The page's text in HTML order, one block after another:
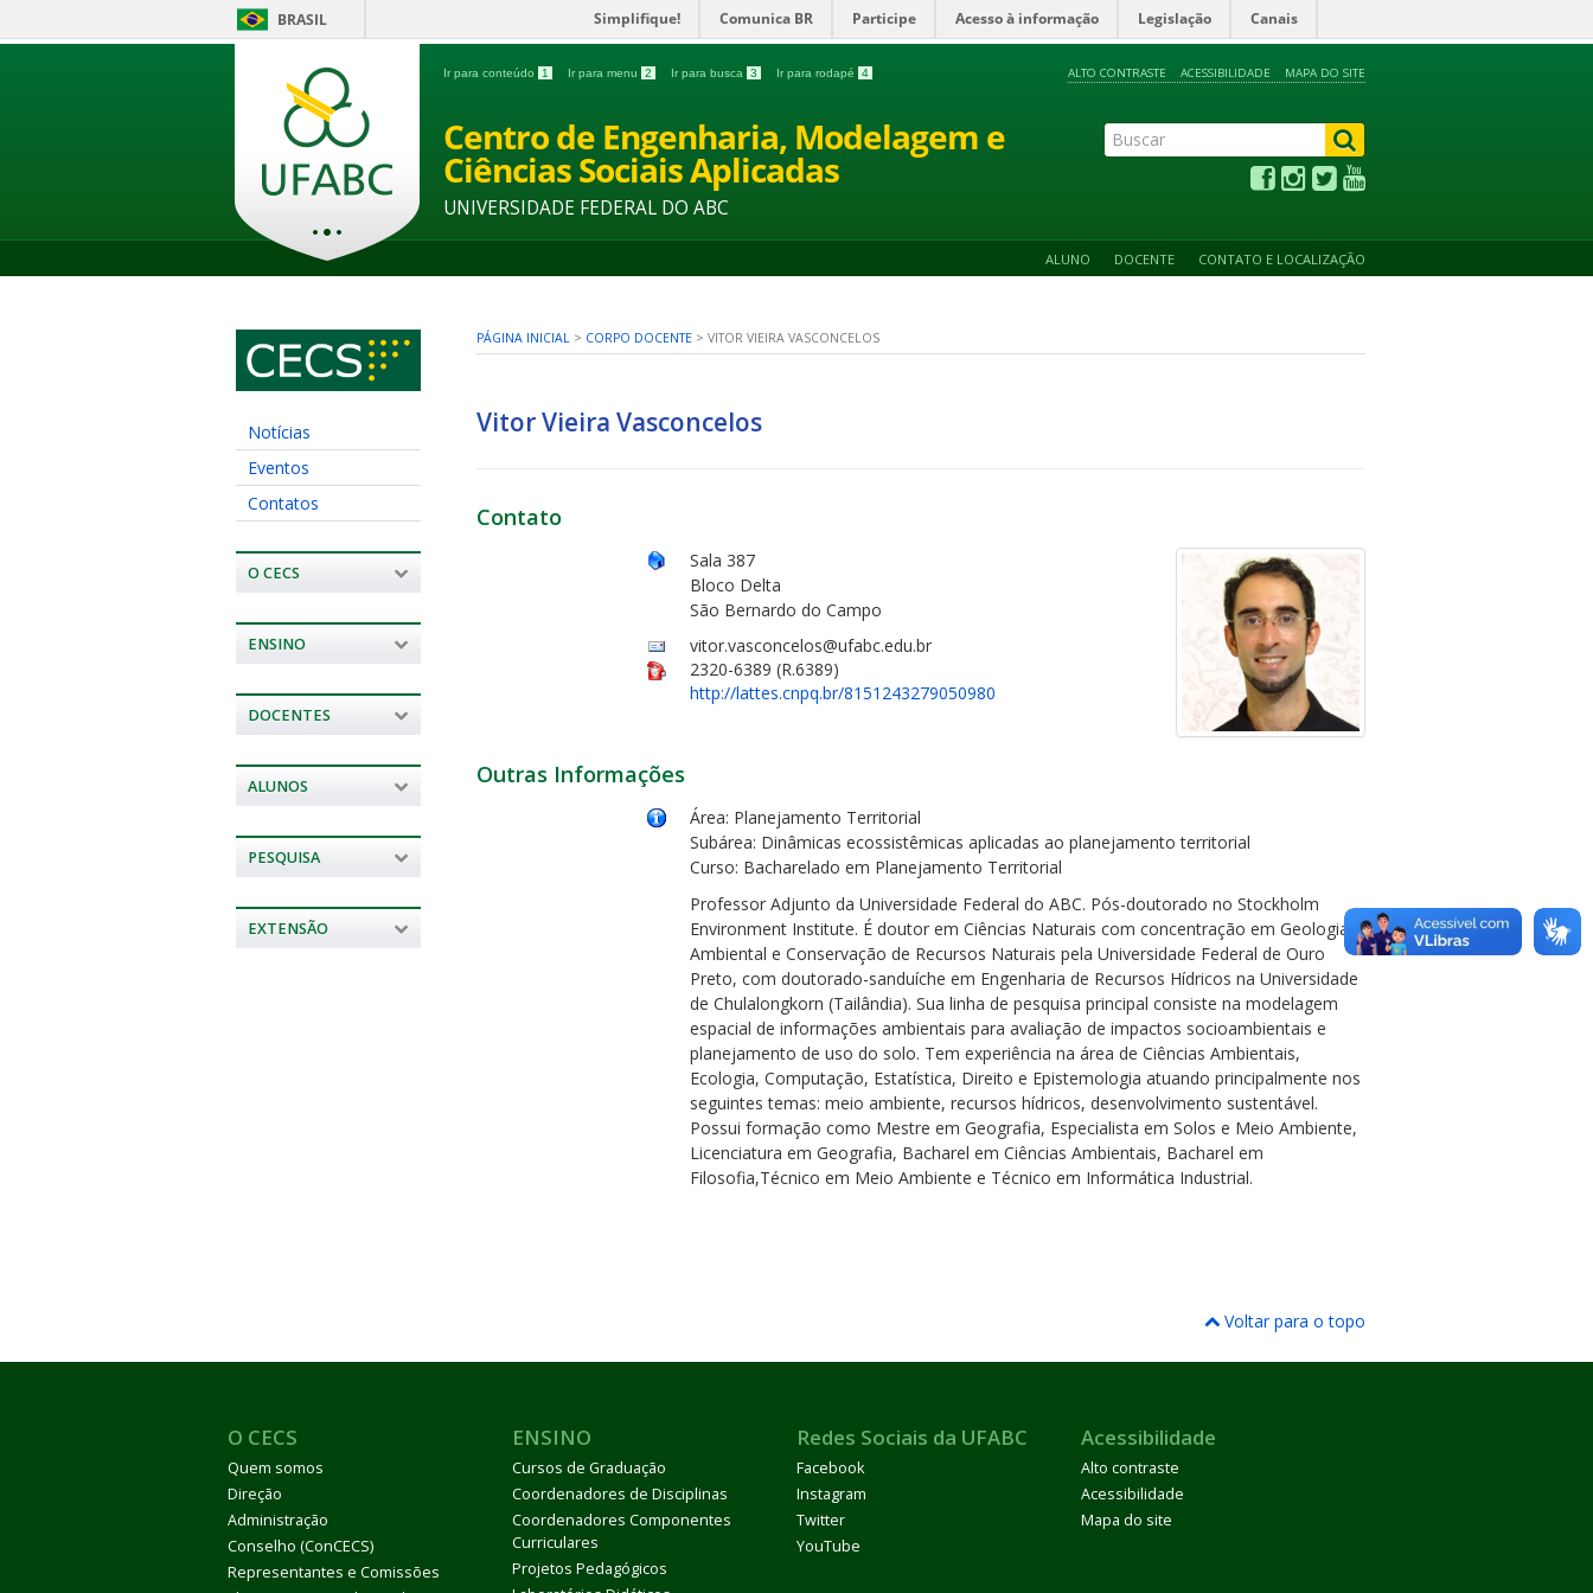
BRASIL Simplifique! Comunica BR Participe Acesso à informação Legislação Canais
Ir para conteúdo 1 Ir para menu 2 Ir para busca 3 Ir para rodapé 4 ALTO CONTRASTE ACESSIBILIDADE MAPA DO SITE
Centro de Engenharia, Modelagem e
Ciências Sociais Aplicadas
UNIVERSIDADE FEDERAL DO ABC
ALUNO DOCENTE CONTATO E LOCALIZAÇÃO
Notícias
Eventos
Contatos
O CECS
ENSINO
DOCENTES
ALUNOS
PESQUISA
EXTENSÃO
PÁGINA INICIAL > CORPO DOCENTE > VITOR VIEIRA VASCONCELOS
Vitor Vieira Vasconcelos
Contato
Sala 387
Bloco Delta
São Bernardo do Campo
vitor.vasconcelos@ufabc.edu.br
2320-6389 (R.6389)
http://lattes.cnpq.br/8151243279050980
Outras Informações
Área: Planejamento Territorial
Subárea: Dinâmicas ecossistêmicas aplicadas ao planejamento territorial
Curso: Bacharelado em Planejamento Territorial
Professor Adjunto da Universidade Federal do ABC. Pós-doutorado no Stockholm
Environment Institute. É doutor em Ciências Naturais com concentração em Geologia
Ambiental e Conservação de Recursos Naturais pela Universidade Federal de Ouro
Preto, com doutorado-sanduíche em Engenharia de Recursos Hídricos na Universidade
de Chulalongkorn (Tailândia). Sua linha de pesquisa principal consiste na modelagem
espacial de informações ambientais para avaliação de impactos socioambientais e
planejamento de uso do solo. Tem experiência na área de Ciências Ambientais,
Ecologia, Computação, Estatística, Direito e Epistemologia atuando principalmente nos
seguintes temas: meio ambiente, recursos hídricos, desenvolvimento sustentável.
Possui formação como Mestre em Geografia, Especialista em Solos e Meio Ambiente,
Licenciatura em Geografia, Bacharel em Ciências Ambientais, Bacharel em
Filosofia,Técnico em Meio Ambiente e Técnico em Informática Industrial.
Voltar para o topo
O CECS
Quem somos
Direção
Administração
Conselho (ConCECS)
Representantes e Comissões
ENSINO
Cursos de Graduação
Coordenadores de Disciplinas
Coordenadores Componentes
Curriculares
Projetos Pedagógicos
Redes Sociais da UFABC
Facebook
Instagram
Twitter
YouTube
Acessibilidade
Alto contraste
Acessibilidade
Mapa do site